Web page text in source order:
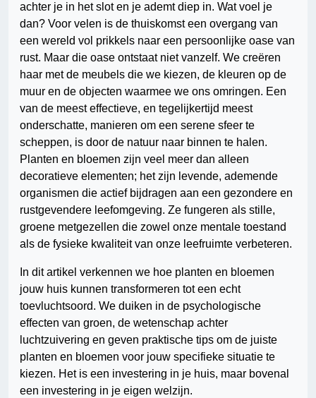
achter je in het slot en je ademt diep in. Wat voel je
dan? Voor velen is de thuiskomst een overgang van
een wereld vol prikkels naar een persoonlijke oase van
rust. Maar die oase ontstaat niet vanzelf. We creëren
haar met de meubels die we kiezen, de kleuren op de
muur en de objecten waarmee we ons omringen. Een
van de meest effectieve, en tegelijkertijd meest
onderschatte, manieren om een serene sfeer te
scheppen, is door de natuur naar binnen te halen.
Planten en bloemen zijn veel meer dan alleen
decoratieve elementen; het zijn levende, ademende
organismen die actief bijdragen aan een gezondere en
rustgevendere leefomgeving. Ze fungeren als stille,
groene metgezellen die zowel onze mentale toestand
als de fysieke kwaliteit van onze leefruimte verbeteren.
In dit artikel verkennen we hoe planten en bloemen
jouw huis kunnen transformeren tot een echt
toevluchtsoord. We duiken in de psychologische
effecten van groen, de wetenschap achter
luchtzuivering en geven praktische tips om de juiste
planten en bloemen voor jouw specifieke situatie te
kiezen. Het is een investering in je huis, maar bovenal
een investering in je eigen welzijn.